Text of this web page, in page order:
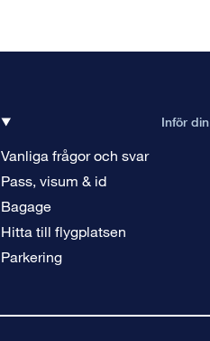
Inför
Vanliga frågor och svar
Pass, visum & id
Bagage
Hitta till flygplatsen
Parkering